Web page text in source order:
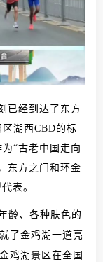
已经到达了东方
湖西CBD的标
“古老中国走向
东方之门和环金
表。
龄、各种肤色的
了金鸡湖一道亮
鸡湖景区在全国